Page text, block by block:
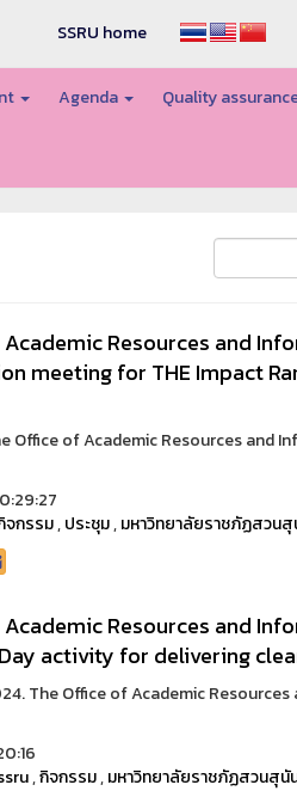
SSRU home
Agenda Quality
Resources and
meeting for THE Impact
Office of Academic Resources and
จกรรม,ประชุม,มหาวิทยาลัยราชภัฏสวนสุ
Resources and
activity for delivering
The Office of Academic
,กิจกรรม,มหาวิทยาลัยราชภัฏสวนสุนั